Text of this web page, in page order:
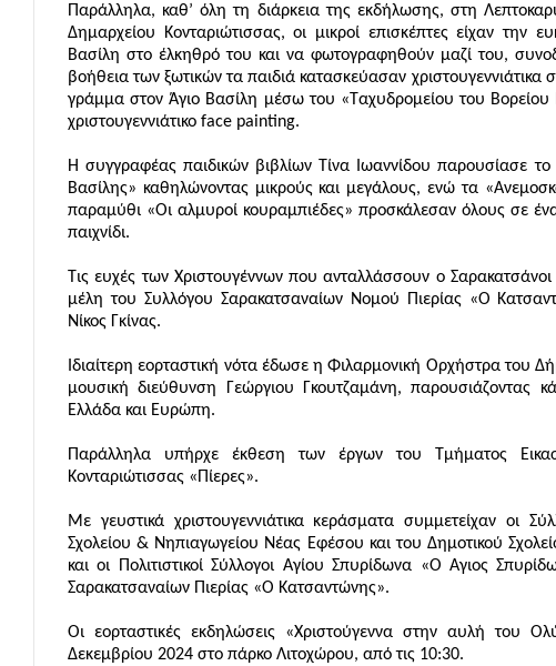
Παράλληλα, καθ’ όλη τη διάρκεια της εκδήλωσης, στη
Δημαρχείου Κονταριώτισσας, οι μικροί επισκέπτες είχαν την
Βασίλη στο έλκηθρό του και να φωτογραφηθούν μαζί του,
βοήθεια των ξωτικών τα παιδιά κατασκεύασαν χριστουγεννιάτικα
γράμμα στον Άγιο Βασίλη μέσω του «Ταχυδρομείου του Βορείου
χριστουγεννιάτικο face painting.
H συγγραφέας παιδικών βιβλίων Τίνα Ιωαννίδου παρουσίασε
Βασίλης» καθηλώνοντας μικρούς και μεγάλους, ενώ τα
παραμύθι «Οι αλμυροί κουραμπιέδες» προσκάλεσαν όλους σε
παιχνίδι.
Τις ευχές των Χριστουγέννων που ανταλλάσσουν ο
μέλη του Συλλόγου Σαρακατσαναίων Νομού Πιερίας «Ο
Νίκος Γκίνας.
Ιδιαίτερη εορταστική νότα έδωσε η Φιλαρμονική Ορχήστρα
μουσική διεύθυνση Γεώργιου Γκουτζαμάνη, παρουσιάζοντας
Ελλάδα και Ευρώπη.
Παράλληλα υπήρχε έκθεση των έργων του Τμήματος
Κονταριώτισσας «Πίερες».
Με γευστικά χριστουγεννιάτικα κεράσματα συμμετείχαν οι
Σχολείου & Νηπιαγωγείου Νέας Εφέσου και του Δημοτικού
και οι Πολιτιστικοί Σύλλογοι Αγίου Σπυρίδωνα «Ο Άγιος
Σαρακατσαναίων Πιερίας «Ο Κατσαντώνης».
Οι εορταστικές εκδηλώσεις «Χριστούγεννα στην αυλή του
Δεκεμβρίου 2024 στο πάρκο Λιτοχώρου, από τις 10:30.